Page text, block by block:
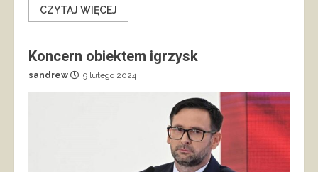
CZYTAJ WIĘCEJ
Koncern obiektem igrzysk
sandrew 9 lutego 2024